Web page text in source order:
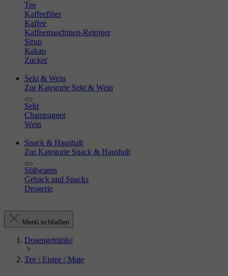
Tee
Kaffeefilter
Kaffee
Kaffeemaschinen-Reiniger
Sirup
Kakao
Zucker
Sekt & Wein
Zur Kategorie Sekt & Wein
Sekt
Champagner
Wein
Snack & Haushalt
Zur Kategorie Snack & Haushalt
Süßwaren
Gebäck und Snacks
Drogerie
Menü schließen
Dosengetränke
Tee / Eistee / Mate